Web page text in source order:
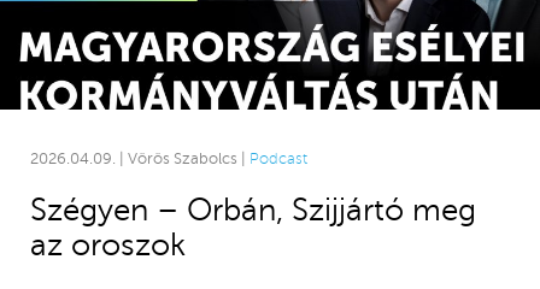
2026.04.09. | Vörös Szabolcs | Podcast
Szégyen – Orbán, Szijjártó meg
az oroszok